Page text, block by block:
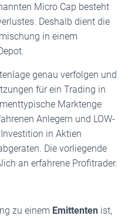
Micro Cap besteht
Deshalb dient die
in einem
genau verfolgen und
für ein Trading in
Marktenge
Anlegern und LOW-
in Aktien
Die vorliegende
an erfahrene Profitrader.
zu einem Emittenten ist,